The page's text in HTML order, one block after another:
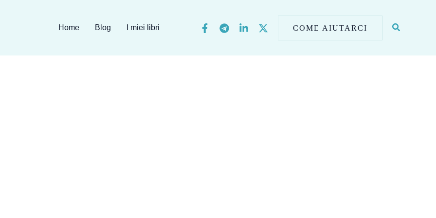
Home Blog I miei libri COME AIUTARCI